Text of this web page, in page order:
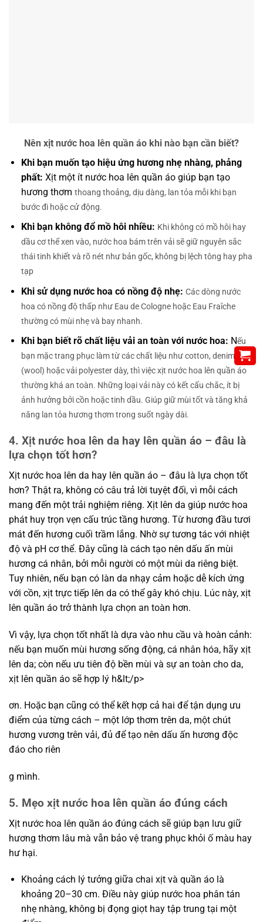
Nên xịt nước hoa lên quần áo khi nào bạn cần biết?
Khi bạn muốn tạo hiệu ứng hương nhẹ nhàng, phảng
phất: Xịt một ít nước hoa lên quần áo giúp bạn tạo
hương thơm thoang thoảng, dịu dàng, lan tỏa mỗi khi bạn
bước đi hoặc cử động.
Khi bạn không đổ mồ hôi nhiều: Khi không có mồ hôi hay
dầu cơ thể xen vào, nước hoa bám trên vải sẽ giữ nguyên sắc
thái tinh khiết và rõ nét như bản gốc, không bị lệch tông hay pha
tạp
Khi sử dụng nước hoa có nồng độ nhẹ: Các dòng nước
hoa có nồng độ thấp như Eau de Cologne hoặc Eau Fraîche
thường có mùi nhẹ và bay nhanh.
Khi bạn biết rõ chất liệu vải an toàn với nước hoa: Nếu
bạn mặc trang phục làm từ các chất liệu như cotton, denim, len
(wool) hoặc vải polyester dày, thì việc xịt nước hoa lên quần áo
thường khá an toàn. Những loại vải này có kết cấu chắc, ít bị
ảnh hưởng bởi cồn hoặc tinh dầu. Giúp giữ mùi tốt và tăng khả
năng lan tỏa hương thơm trong suốt ngày dài.
4. Xịt nước hoa lên da hay lên quần áo – đâu là
lựa chọn tốt hơn?
Xịt nước hoa lên da hay lên quần áo – đâu là lựa chọn tốt
hơn? Thật ra, không có câu trả lời tuyệt đối, vì mỗi cách
mang đến một trải nghiệm riêng. Xịt lên da giúp nước hoa
phát huy trọn vẹn cấu trúc tầng hương. Từ hương đầu tươi
mát đến hương cuối trầm lắng. Nhờ sự tương tác với nhiệt
độ và pH cơ thể. Đây cũng là cách tạo nên dấu ấn mùi
hương cá nhân, bởi mỗi người có một mùi da riêng biệt.
Tuy nhiên, nếu bạn có làn da nhạy cảm hoặc dễ kích ứng
với cồn, xịt trực tiếp lên da có thể gây khó chịu. Lúc này, xịt
lên quần áo trở thành lựa chọn an toàn hơn.
Vì vậy, lựa chọn tốt nhất là dựa vào nhu cầu và hoàn cảnh:
nếu bạn muốn mùi hương sống động, cá nhân hóa, hãy xịt
lên da; còn nếu ưu tiên độ bền mùi và sự an toàn cho da,
xịt lên quần áo sẽ hợp lý h&lt;/p>
ơn. Hoặc bạn cũng có thể kết hợp cả hai để tận dụng ưu
điểm của từng cách – một lớp thơm trên da, một chút
hương vương trên vải, đủ để tạo nên dấu ấn hương độc
đáo cho riên
g mình.
5. Mẹo xịt nước hoa lên quần áo đúng cách
Xịt nước hoa lên quần áo đúng cách sẽ giúp bạn lưu giữ
hương thơm lâu mà vẫn bảo vệ trang phục khỏi ố màu hay
hư hại.
Khoảng cách lý tưởng giữa chai xịt và quần áo là
khoảng 20–30 cm. Điều này giúp nước hoa phân tán
nhẹ nhàng, không bị đọng giọt hay tập trung tại một